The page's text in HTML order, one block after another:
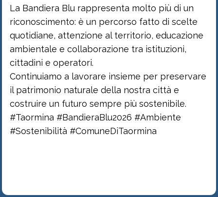
La Bandiera Blu rappresenta molto più di un
riconoscimento: è un percorso fatto di scelte
quotidiane, attenzione al territorio, educazione
ambientale e collaborazione tra istituzioni,
cittadini e operatori.
Continuiamo a lavorare insieme per preservare
il patrimonio naturale della nostra città e
costruire un futuro sempre più sostenibile.
#Taormina #BandieraBlu2026 #Ambiente
#Sostenibilità #ComuneDiTaormina